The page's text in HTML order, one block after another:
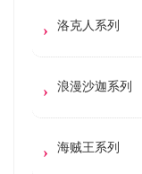
洛克人系列
浪漫沙迦系列
海贼王系列